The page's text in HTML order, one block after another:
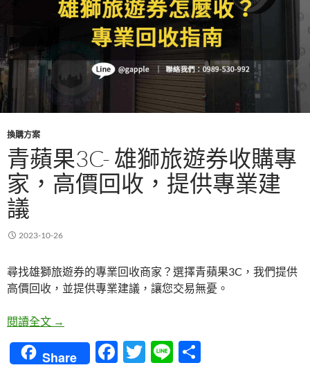
換購方案
青蘋果3C- 雄獅旅遊券收購專
家，高價回收，提供專業建
議
2023-10-26
尋找雄獅旅遊券的專業回收商家？選擇青蘋果3C，我們提供
高價回收，並提供專業建議，讓您交易無憂。
閱讀全文 青蘋果3C- 雄獅旅遊券收購專家，高價回收，提供專
→
Share
F
T
Li